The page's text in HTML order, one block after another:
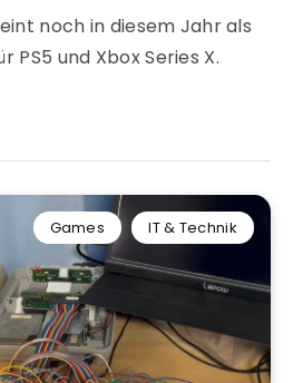
noch in diesem Jahr als
und Xbox Series X.
Games IT & Technik